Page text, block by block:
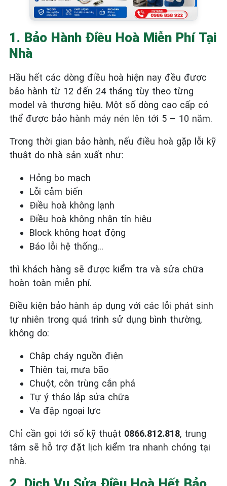
1. Bảo Hành Điều Hoà Miễn Phí Tại
Nhà
Hầu hết các dòng điều hoà hiện nay đều được
bảo hành từ 12 đến 24 tháng tùy theo từng
model và thương hiệu. Một số dòng cao cấp có
thể được bảo hành máy nén lên tới 5 – 10 năm.
Trong thời gian bảo hành, nếu điều hoà gặp lỗi kỹ
thuật do nhà sản xuất như:
Hỏng bo mạch
Lỗi cảm biến
Điều hoà không lạnh
Điều hoà không nhận tín hiệu
Block không hoạt động
Báo lỗi hệ thống…
thì khách hàng sẽ được kiểm tra và sửa chữa
hoàn toàn miễn phí.
Điều kiện bảo hành áp dụng với các lỗi phát sinh
tự nhiên trong quá trình sử dụng bình thường,
không do:
Chập cháy nguồn điện
Thiên tai, mưa bão
Chuột, côn trùng cắn phá
Tự ý tháo lắp sửa chữa
Va đập ngoại lực
Chỉ cần gọi tới số kỹ thuật 0866.812.818, trung
tâm sẽ hỗ trợ đặt lịch kiểm tra nhanh chóng tại
nhà.